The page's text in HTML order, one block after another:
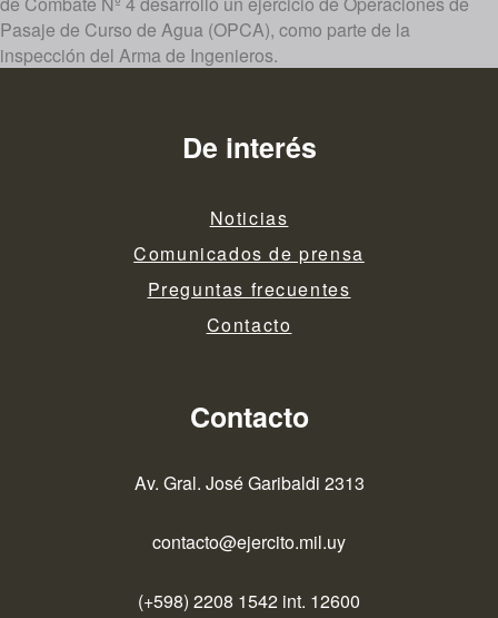
Pasaje de Curso de Agua (OPCA), como parte de la
inspección del Arma de Ingenieros.
De interés
Noticias
Comunicados de prensa
Preguntas frecuentes
Contacto
Contacto
Av. Gral. José Garibaldi 2313
contacto@ejercito.mil.uy
(+598) 2208 1542 int. 12600